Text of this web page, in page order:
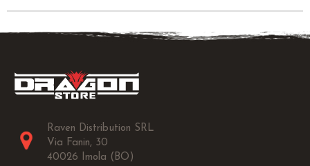
Raven Distribution SRL
Via Fanin, 30
40026 Imola (BO)